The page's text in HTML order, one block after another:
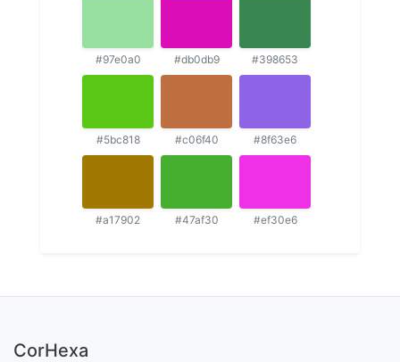
#97e0a0 #db0db9 #398653
#5bc818 #c06f40 #8f63e6
#a17902 #47af30 #ef30e6
CorHexa